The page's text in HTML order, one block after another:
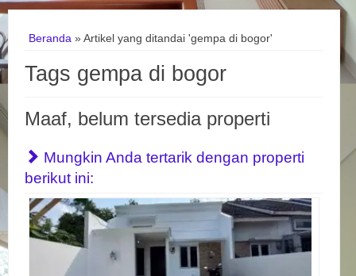
Beranda »Artikel yang ditandai 'gempa di bogor'
Tags gempa di bogor
Maaf, belum tersedia properti
Mungkin Anda tertarik dengan properti
berikut ini: